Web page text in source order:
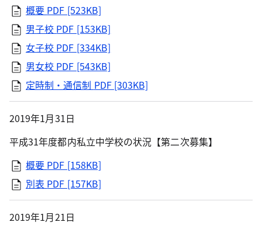
概要 PDF [523KB]
男子校 PDF [153KB]
女子校 PDF [334KB]
男女校 PDF [543KB]
定時制・通信制 PDF [303KB]
2019年1月31日
平成31年度都内私立中学校の状況【第二次募集】
概要 PDF [158KB]
別表 PDF [157KB]
2019年1月21日